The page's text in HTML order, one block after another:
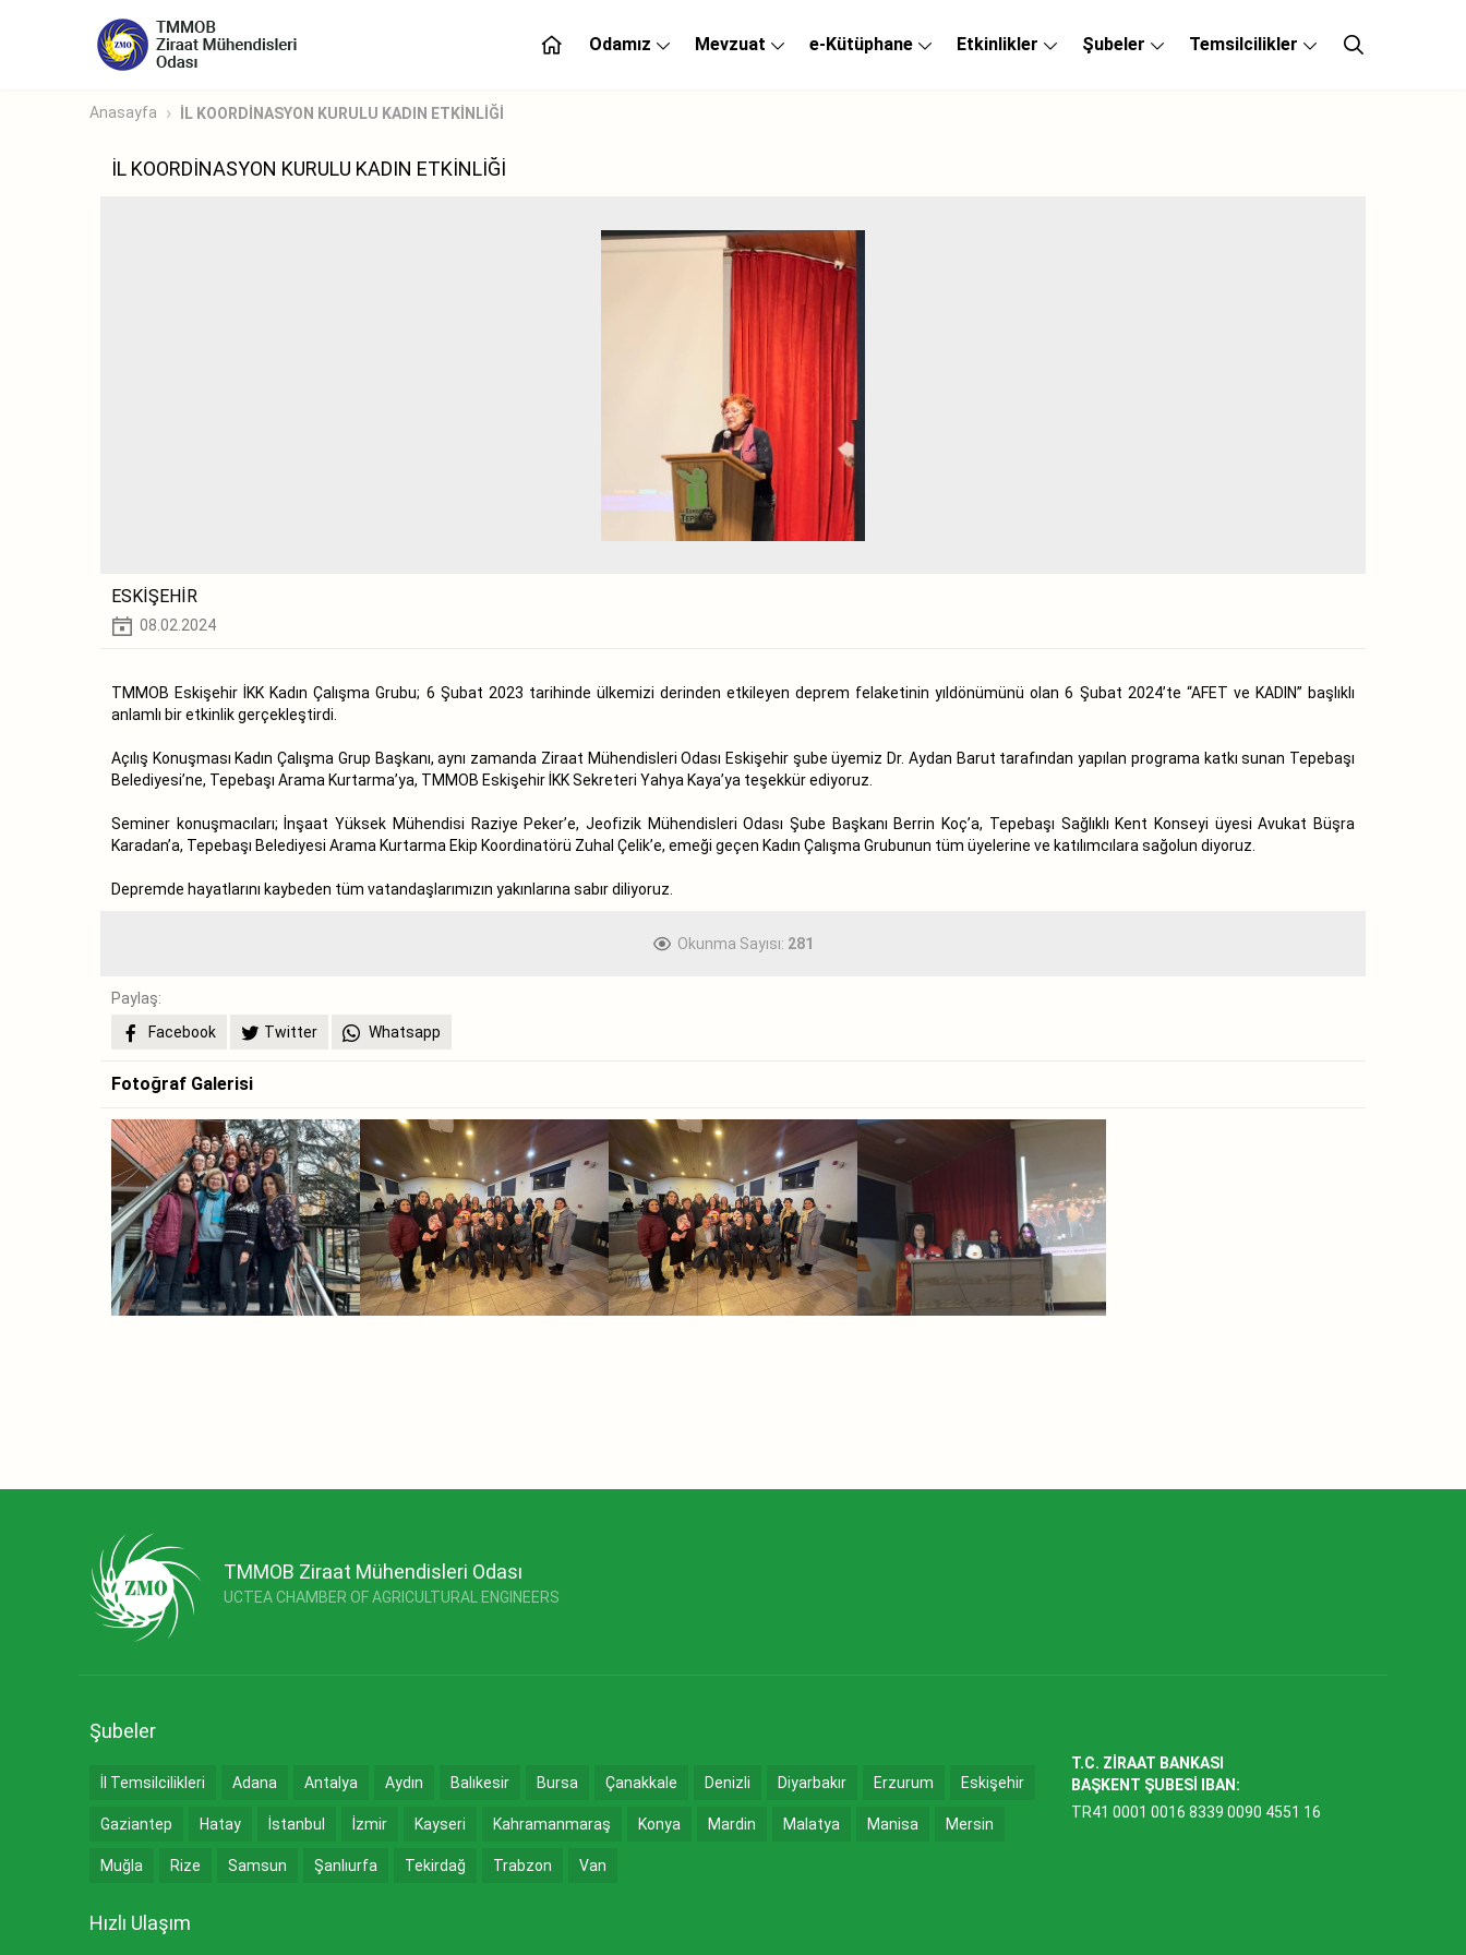
Odamız Mevzuat e-Kütüphane Etkinlikler Şubeler Temsilcilikler
Anasayfa İL KOORDİNASYON KURULU KADIN ETKİNLİĞİ
İL KOORDİNASYON KURULU KADIN ETKİNLİĞİ
ESKİŞEHİR
08.02.2024
TMMOB Eskişehir İKK Kadın Çalışma Grubu; 6 Şubat 2023 tarihinde ülkemizi derinden etkileyen deprem felaketinin yıldönümünü olan 6 Şubat 2024’te “AFET ve KADIN” başlıklı
anlamlı bir etkinlik gerçekleştirdi.
Açılış Konuşması Kadın Çalışma Grup Başkanı, aynı zamanda Ziraat Mühendisleri Odası Eskişehir şube üyemiz Dr. Aydan Barut tarafından yapılan programa katkı sunan Tepebaşı
Belediyesi’ne, Tepebaşı Arama Kurtarma’ya, TMMOB Eskişehir İKK Sekreteri Yahya Kaya’ya teşekkür ediyoruz.
Seminer konuşmacıları; İnşaat Yüksek Mühendisi Raziye Peker’e, Jeofizik Mühendisleri Odası Şube Başkanı Berrin Koç’a, Tepebaşı Sağlıklı Kent Konseyi üyesi Avukat Büşra
Karadan’a, Tepebaşı Belediyesi Arama Kurtarma Ekip Koordinatörü Zuhal Çelik’e, emeği geçen Kadın Çalışma Grubunun tüm üyelerine ve katılımcılara sağolun diyoruz.
Depremde hayatlarını kaybeden tüm vatandaşlarımızın yakınlarına sabır diliyoruz.
Okunma Sayısı: 281
Paylaş:
Facebook
Twitter Whatsapp
Fotoğraf Galerisi
TMMOB Ziraat Mühendisleri Odası
UCTEA CHAMBER OF AGRICULTURAL ENGINEERS
Şubeler
İl Temsilcilikleri Adana Antalya Aydın Balıkesir Bursa Çanakkale Denizli Diyarbakır Erzurum Eskişehir
Gaziantep Hatay İstanbul İzmir Kayseri Kahramanmaraş Konya Mardin Malatya Manisa Mersin
Muğla Rize Samsun Şanlıurfa Tekirdağ Trabzon Van
Hızlı Ulaşım
T.C. ZİRAAT BANKASI
BAŞKENT ŞUBESİ IBAN:
TR41 0001 0016 8339 0090 4551 16